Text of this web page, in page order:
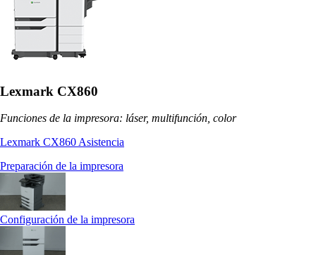
Lexmark CX860
Funciones de la impresora: láser, multifunción, color
Lexmark CX860 Asistencia
Preparación de la impresora
Configuración de la impresora